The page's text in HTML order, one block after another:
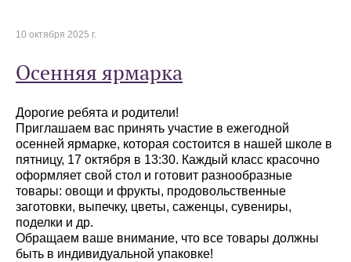
10 октября 2025 г.
Осенняя ярмарка
Дорогие ребята и родители!
Приглашаем вас принять участие в ежегодной
осенней ярмарке, которая состоится в нашей школе в
пятницу, 17 октября в 13:30. Каждый класс красочно
оформляет свой стол и готовит разнообразные
товары: овощи и фрукты, продовольственные
заготовки, выпечку, цветы, саженцы, сувениры,
поделки и др.
Обращаем ваше внимание, что все товары должны
быть в индивидуальной упаковке!